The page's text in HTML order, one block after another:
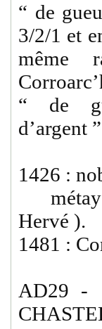
“ de
3/2/1 et
même
“ de
d’argent
1426 :
Hervé ).
1481 :
AD29 -